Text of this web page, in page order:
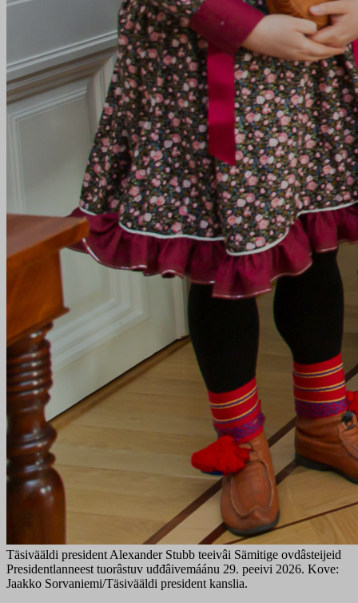
Täsivääldi president Alexander Stubb teeivâi Sämitige ovdâsteijeid
Presidentlanneest tuorâstuv uđđâivemáánu 29. peeivi 2026. Kove:
Jaakko Sorvaniemi/Täsivääldi president kanslia.